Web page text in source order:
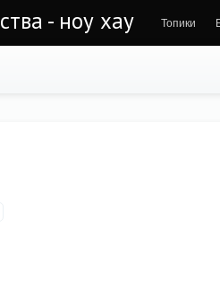
- ноу хау Топики